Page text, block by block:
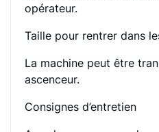
opérateur.
Taille pour rentrer dans
La machine peut être
ascenceur.
Consignes d’entretien